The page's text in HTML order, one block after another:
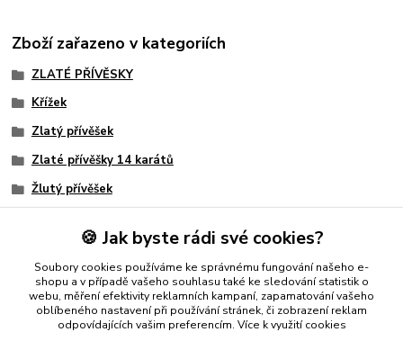
Zboží zařazeno v kategoriích
ZLATÉ PŘÍVĚSKY
Křížek
Zlatý přívěšek
Zlaté přívěšky 14 karátů
Žlutý přívěšek
Křížek pro muže
🍪 Jak byste rádi své cookies?
Soubory cookies používáme ke správnému fungování našeho e-
shopu a v případě vašeho souhlasu také ke sledování statistik o
webu, měření efektivity reklamních kampaní, zapamatování vašeho
oblíbeného nastavení při používání stránek, či zobrazení reklam
odpovídajících vašim preferencím. Více k využití cookies